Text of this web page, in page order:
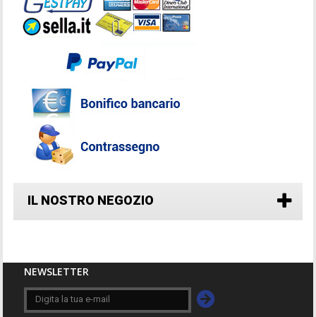
IL NOSTRO NEGOZIO
NEWSLETTER